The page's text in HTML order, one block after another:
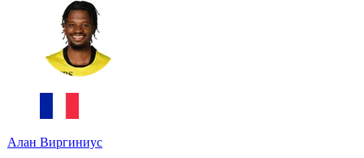
Алан Виргиниус